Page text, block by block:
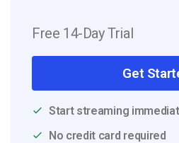
Free 14-Day Trial
Get
Start streaming
No credit card required